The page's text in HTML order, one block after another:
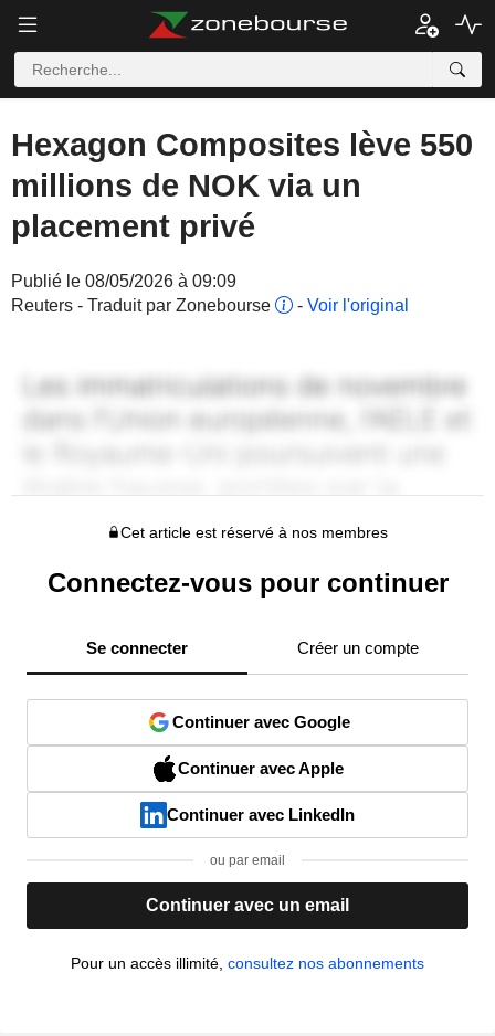
Hexagon Composites lève 550
millions de NOK via un
placement privé
Publié le 08/05/2026 à 09:09
Reuters - Traduit par Zonebourse
- Voir l'original
Cet article est réservé à nos membres
Connectez-vous pour continuer
Se connecter Créer un compte
Continuer avec Google
Continuer avec Apple
Continuer avec LinkedIn
ou par email
Continuer avec un email
Pour un accès illimité, consultez nos abonnements